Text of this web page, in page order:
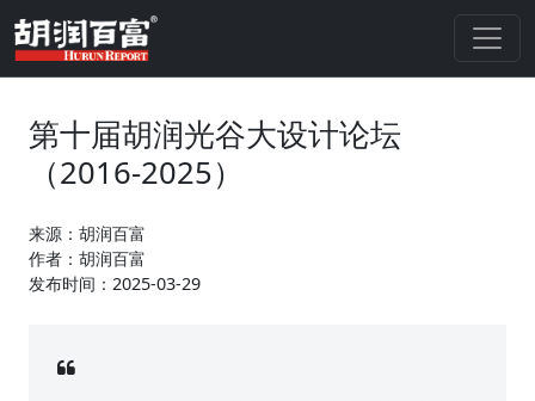
第十届胡润光谷大设计论坛
（2016-2025）
来源：胡润百富
作者：胡润百富
发布时间：2025-03-29